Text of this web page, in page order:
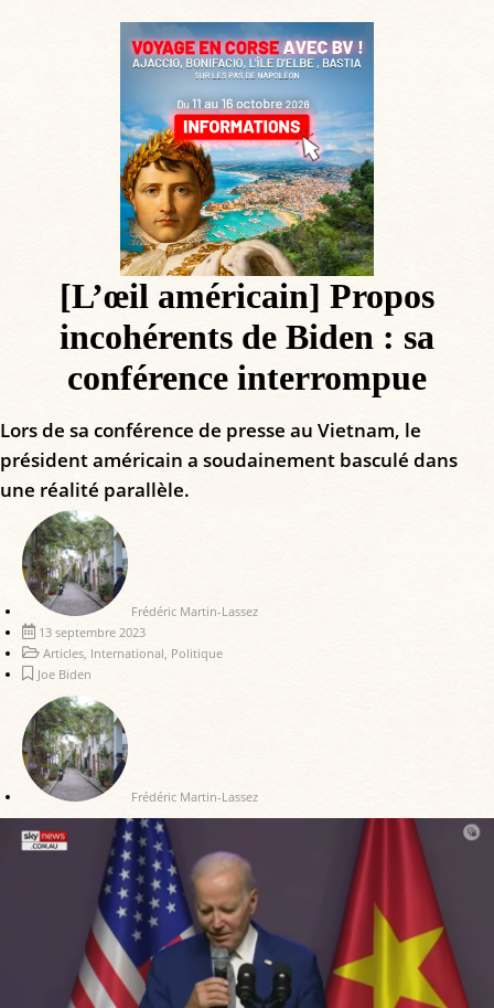
[L’œil américain] Propos
incohérents de Biden : sa
conférence interrompue
Lors de sa conférence de presse au Vietnam, le
président américain a soudainement basculé dans
une réalité parallèle.
Frédéric Martin-Lassez
13 septembre 2023
Articles International Politique
Joe Biden
Frédéric Martin-Lassez